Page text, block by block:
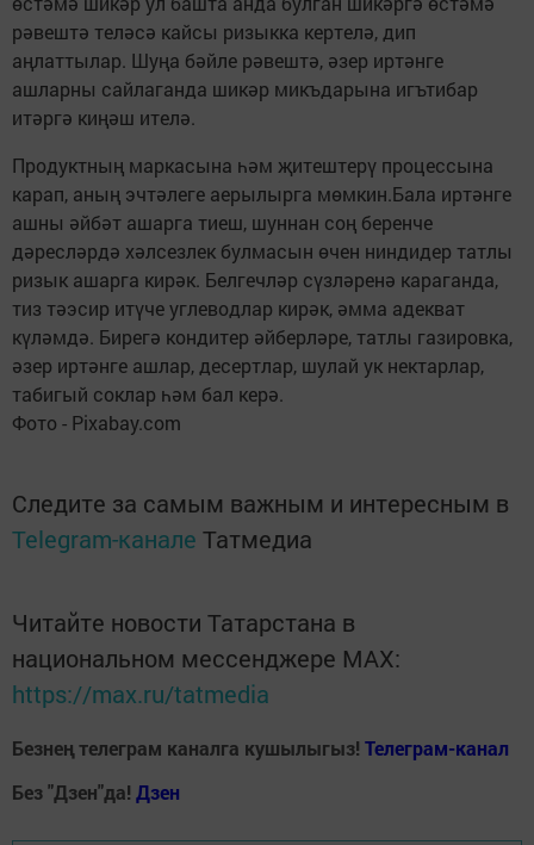
рәвештә теләсә кайсы ризыкка кертелә, дип
аңлаттылар. Шуңа бәйле рәвештә, әзер иртәнге
ашларны сайлаганда шикәр микъдарына игътибар
итәргә киңәш ителә.
Продуктның маркасына һәм җитештерү процессына
карап, аның эчтәлеге аерылырга мөмкин.Бала иртәнге
ашны әйбәт ашарга тиеш, шуннан соң беренче
дәресләрдә хәлсезлек булмасын өчен ниндидер татлы
ризык ашарга кирәк. Белгечләр сүзләренә караганда,
тиз тәэсир итүче углеводлар кирәк, әмма адекват
күләмдә. Бирегә кондитер әйберләре, татлы газировка,
әзер иртәнге ашлар, десертлар, шулай ук нектарлар,
табигый соклар һәм бал керә.
Фото - Pixabay.com
Следите за самым важным и интересным в
Telegram-канале Татмедиа
Читайте новости Татарстана в
национальном мессенджере MАХ:
https://max.ru/tatmedia
Безнең телеграм каналга кушылыгыз! Телеграм-канал
Без "Дзен"да! Дзен